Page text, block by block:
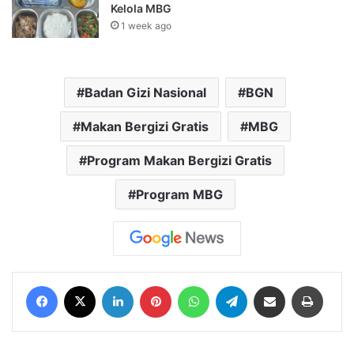
Kelola MBG
1 week ago
Badan Gizi Nasional BGN
Makan Bergizi Gratis MBG
Program Makan Bergizi Gratis
Program MBG
Facebook LinkedIn Pinterest WhatsAppTelegram Share via Email